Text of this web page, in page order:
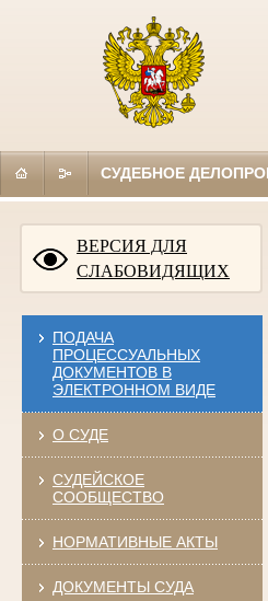
СУДЕБНОЕ
ВЕРСИЯ ДЛЯ
СЛАБОВИДЯЩИХ
ПОДАЧА
ПРОЦЕССУАЛЬНЫХ
ДОКУМЕНТОВ В
ЭЛЕКТРОННОМ ВИДЕ
О СУДЕ
СУДЕЙСКОЕ
СООБЩЕСТВО
НОРМАТИВНЫЕ АКТЫ
ДОКУМЕНТЫ СУДА